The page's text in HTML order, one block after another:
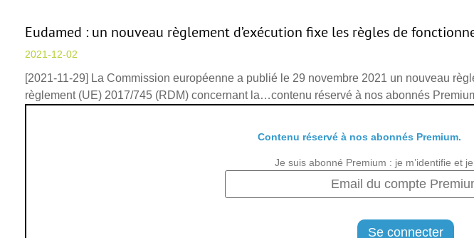
Eudamed : un nouveau règlement d’exécution fixe les règles de
2021-12-02
[2021-11-29] La Commission européenne a publié le 29 novembre 2021 un nouveau
règlement (UE) 2017/745 (RDM) concernant la…contenu réservé à nos abonnés
Contenu réservé à nos abonnés Premium.
Je suis abonné Premium : je m’identifie et